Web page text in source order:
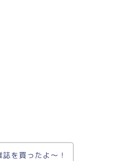
を買ったよ〜！